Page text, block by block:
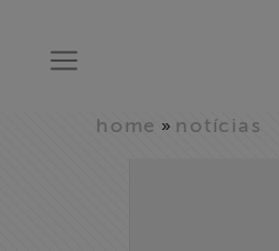
home » notícias